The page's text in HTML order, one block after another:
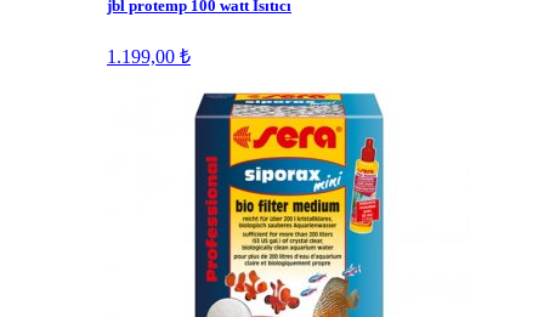
jbl protemp 100 watt Isıtıcı
1.199,00 ₺